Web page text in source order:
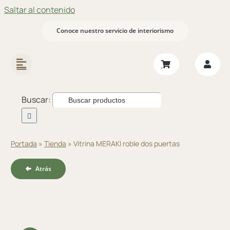
Saltar al contenido
Conoce nuestro servicio de interiorismo
Buscar:
Portada » Tienda » Vitrina MERAKI roble dos puertas
Atrás